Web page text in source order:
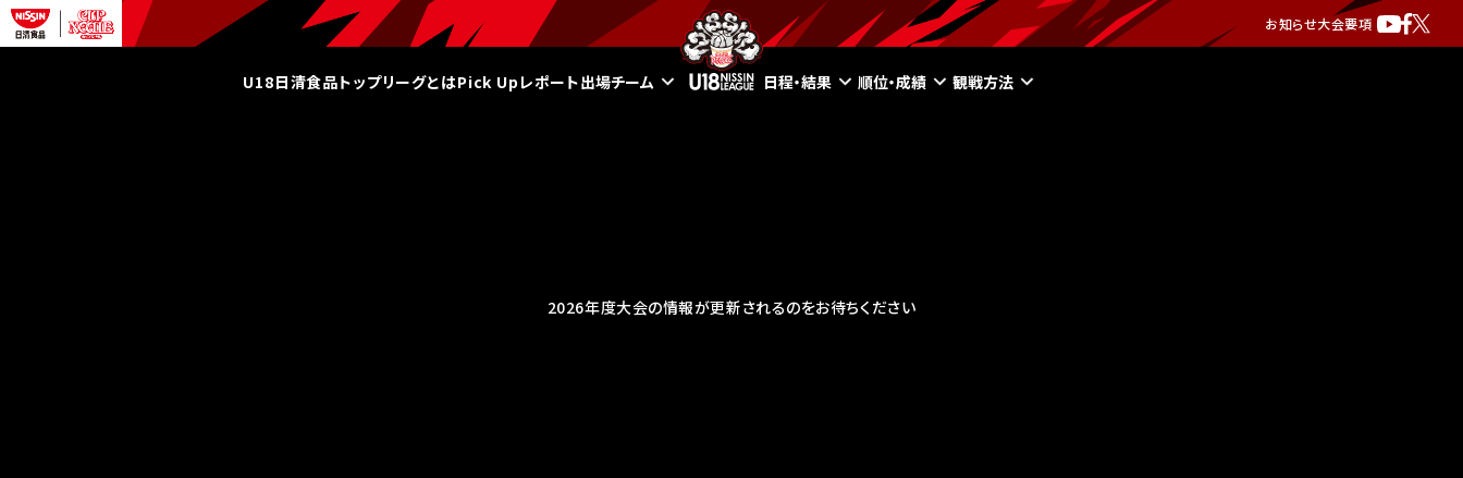
お知らせ大会要項
U18日清食品トップリーグとはPick Upレポート出場チーム 日程・結果 順位・成績 観戦方法
2026年度大会の情報が更新されるのをお待ちください